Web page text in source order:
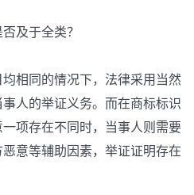
及于全类？
相同的情况下，法律采用当然
人的举证义务。而在商标标识
项存在不同时，当事人则需要
意等辅助因素，举证证明存在